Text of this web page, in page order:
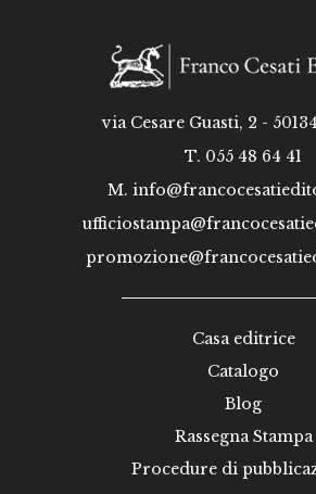
via Cesare Guasti, 2 -
T. 055 48 64 41
M.
Casa editrice
Catalogo
Blog
Rassegna Stampa
Procedure di